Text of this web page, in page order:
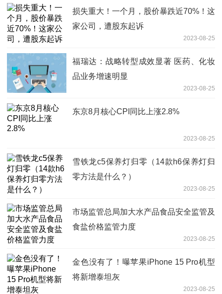
损失重大！一个月，股价暴跌近70%！这
家公司，遭股东起诉
2023-08-25
福瑞达：战略转型成效显著 医药、化妆
品业务增速明显
2023-08-25
东京8月核心CPI同比上涨2.8%
2023-08-25
雪铁龙c5保养灯归零（14款h6保养灯归
零方法是什么？）
2023-08-25
市场监管总局加大水产品食品安全监管及
食盐价格监管力度
2023-08-25
金色没有了！曝苹果iPhone 15 Pro机型
将新增泰坦灰
2023-08-25